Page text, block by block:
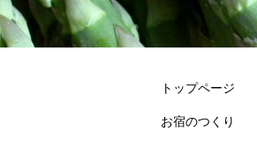
トップページ
お宿のつくり